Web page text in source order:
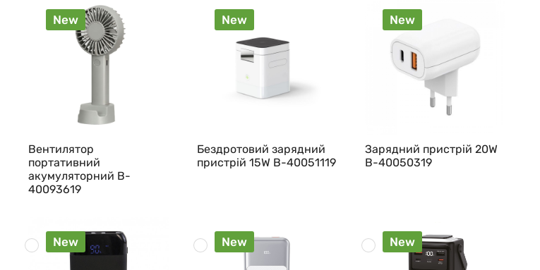
New
Вентилятор
портативний
акумуляторний B-
40093619
New
Бездротовий зарядний
пристрій 15W B-40051119
New
Зарядний пристрій 20W
B-40050319
New New New